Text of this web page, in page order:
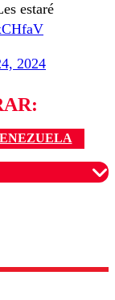
estaré
2024
un